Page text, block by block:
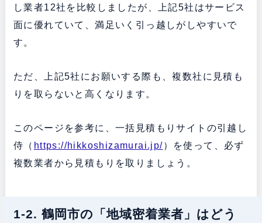
し業者12社を比較しましたが、上記5社はサービス
面に優れていて、満足いく引っ越しがしやすいで
す。
ただ、上記5社にお願いする際も、複数社に見積も
りを取らないと高くなります。
このページを参考に、一括見積もりサイトの引越し
侍（ https://hikkoshizamurai.jp/）を使って、必ず
複数業者から見積もりを取りましょう。
1-2. 鶴岡市の「地域密着業者」はどう